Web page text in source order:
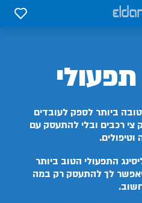
0
תפעולי
ביותר לספק לעובדים
צי רכבים ובלי להתעסק עם
התפעולי הטוב ביותר
לך להתעסק רק במה